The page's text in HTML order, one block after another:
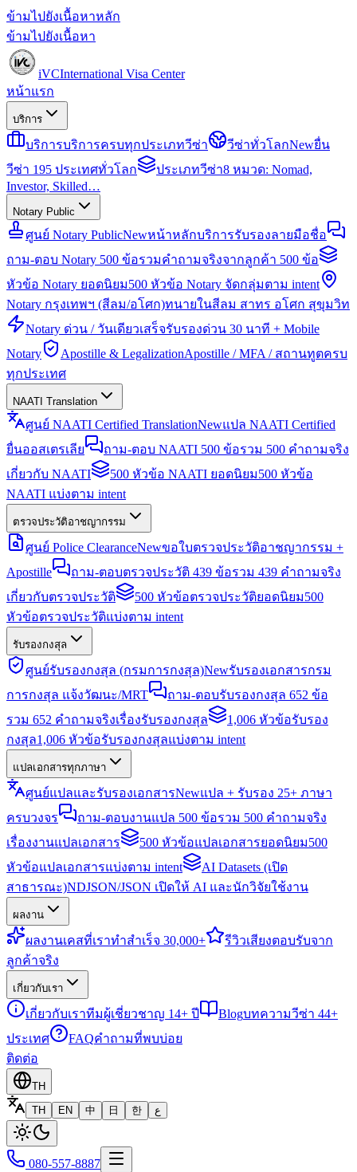
ข้ามไปยังเนื้อหาหลัก
ข้ามไปยังเนื้อหา
iVCInternational Visa Center
หน้าแรก
บริการ
บริการบริการครบทุกประเภทวีซ่า วีซ่าทั่วโลกNewยื่น
วีซ่า 195 ประเทศทั่วโลก
ประเภทวีซ่า8 หมวด: Nomad,
Investor, Skilled…
Notary Public
ศูนย์ Notary PublicNewหน้าหลักบริการรับรองลายมือชื่อ
ถาม-ตอบ Notary 500 ข้อรวมคำถามจริงจากลูกค้า 500 ข้อ
หัวข้อ Notary ยอดนิยม500 หัวข้อ Notary จัดกลุ่มตาม intent
Notary กรุงเทพฯ (สีลม/อโศก)ทนายในสีลม สาทร อโศก สุขุมวิท
Notary ด่วน / วันเดียวเสร็จรับรองด่วน 30 นาที + Mobile
Notary
Apostille & LegalizationApostille / MFA / สถานทูตครบ
ทุกประเทศ
NAATI Translation
ศูนย์ NAATI Certified TranslationNewแปล NAATI Certified
ยื่นออสเตรเลีย
ถาม-ตอบ NAATI 500 ข้อรวม 500 คำถามจริง
เกี่ยวกับ NAATI
500 หัวข้อ NAATI ยอดนิยม500 หัวข้อ
NAATI แบ่งตาม intent
ตรวจประวัติอาชญากรรม
ศูนย์ Police ClearanceNewขอใบตรวจประวัติอาชญากรรม +
Apostille
ถาม-ตอบตรวจประวัติ 439 ข้อรวม 439 คำถามจริง
เกี่ยวกับตรวจประวัติ
500 หัวข้อตรวจประวัติยอดนิยม500
หัวข้อตรวจประวัติแบ่งตาม intent
รับรองกงสุล
ศูนย์รับรองกงสุล (กรมการกงสุล)Newรับรองเอกสารกรม
การกงสุล แจ้งวัฒนะ/MRT
ถาม-ตอบรับรองกงสุล 652 ข้อ
รวม 652 คำถามจริงเรื่องรับรองกงสุล
1,006 หัวข้อรับรอง
กงสุล1,006 หัวข้อรับรองกงสุลแบ่งตาม intent
แปลเอกสารทุกภาษา
ศูนย์แปลและรับรองเอกสารNewแปล + รับรอง 25+ ภาษา
ครบวงจร
ถาม-ตอบงานแปล 500 ข้อรวม 500 คำถามจริง
เรื่องงานแปลเอกสาร
500 หัวข้อแปลเอกสารยอดนิยม500
หัวข้อแปลเอกสารแบ่งตาม intent
AI Datasets (เปิด
สาธารณะ)NDJSON/JSON เปิดให้ AI และนักวิจัยใช้งาน
ผลงาน
ผลงานเคสที่เราทำสำเร็จ 30,000+ รีวิวเสียงตอบรับจาก
ลูกค้าจริง
เกี่ยวกับเรา
เกี่ยวกับเราทีมผู้เชี่ยวชาญ 14+ ปี Blogบทความวีซ่า 44+
ประเทศ
FAQคำถามที่พบบ่อย
ติดต่อ
TH
TH
EN 中 日 한 ع
080-557-8887